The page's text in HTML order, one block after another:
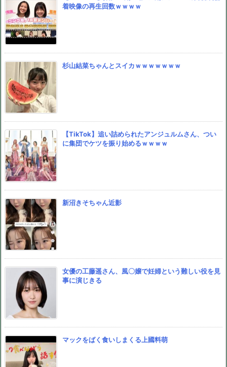
着映像の再生回数ｗｗｗｗ
杉山結菜ちゃんとスイカｗｗｗｗｗｗｗ
【TikTok】追い詰められたアンジュルムさん、つい
に集団でケツを振り始めるｗｗｗｗ
新沼きそちゃん近影
女優の工藤遥さん、風〇嬢で妊婦という難しい役を見
事に演じきる
マックをばく食いしまくる上國料萌